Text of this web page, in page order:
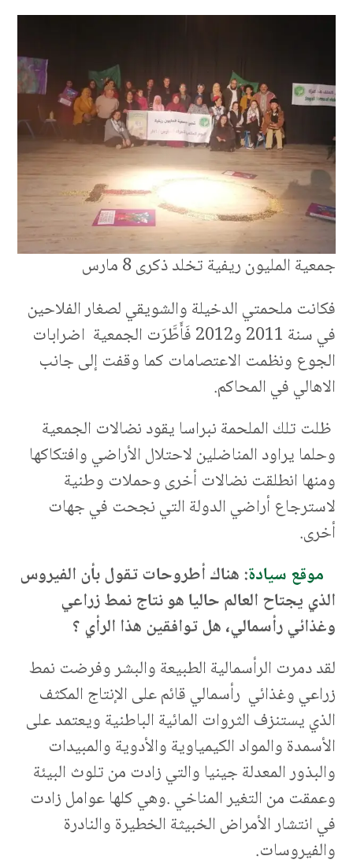
جمعية المليون ريفية تخلد ذكرى 8 مارس
فكانت ملحمتي الدخيلة والشويقي لصغار الفلاحين
في سنة 2011 و2012 فَأَطَّرَت الجمعية اضرابات
الجوع ونظمت الاعتصامات كما وقفت إلى جانب
الاهالي في المحاكم.
ظلت تلك الملحمة نبراسا يقود نضالات الجمعية
وحلما يراود المناضلين لاحتلال الأراضي وافتكاكها
ومنها انطلقت نضالات أخرى وحملات وطنية
لاسترجاع أراضي الدولة التي نجحت في جهات
أخرى.
موقع سيادة: هناك أطروحات تقول بأن الفيروس
الذي يجتاح العالم حاليا هو نتاج نمط زراعي
وغذائي رأسمالي، هل توافقين هذا الرأي ؟
لقد دمرت الرأسمالية الطبيعة والبشر وفرضت نمط
زراعي وغذائي رأسمالي قائم على الإنتاج المكثف
الذي يستنزف الثروات المائية الباطنية ويعتمد على
الأسمدة والمواد الكيمياوية والأدوية والمبيدات
والبذور المعدلة جينيا والتي زادت من تلوث البيئة
وعمقت من التغير المناخي .وهي كلها عوامل زادت
في انتشار الأمراض الخبيثة الخطيرة والنادرة
والفيروسات.